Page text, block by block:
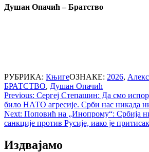
Душан Опачић – Братство
РУБРИКА: КњигеОЗНАКЕ: 2026,
БРАТСТВО, Душан Опачић
Post
navigation
Previous: Сергеј Степашин: Да смо
било НАТО агресије. Срби нас никада
Next: Поповић на „Инопрому“: Србија
санкције против Русије, иако је
Издвајамо